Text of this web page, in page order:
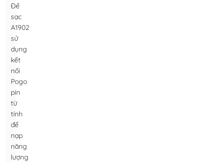
Đế
sạc
A1902
sử
dụng
kết
nối
Pogo
pin
từ
tính
để
nạp
năng
lượng